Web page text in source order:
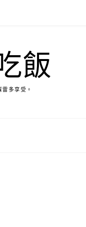
飯
多享受。